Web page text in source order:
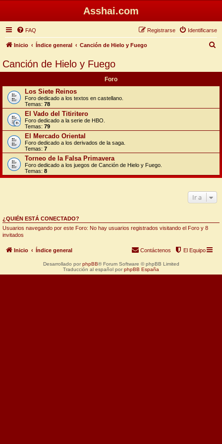
Asshai.com
FAQ Identificarse
Registrarse
Inicio Índice general Canción de Hielo y Fuego
Canción de Hielo y Fuego
Foro
Los Siete Reinos
Foro dedicado a los textos en castellano.
Temas: 78
El Vado del Titiritero
Foro dedicado a la serie de HBO.
Temas: 79
El Mercado Oriental
Foro dedicado a los derivados de la saga.
Temas: 7
Torneo de la Falsa Primavera
Foro dedicado a los juegos de Canción de Hielo y Fuego.
Temas: 8
Ir a
¿QUIÉN ESTÁ CONECTADO?
Usuarios navegando por este Foro: No hay usuarios registrados visitando el Foro y 8
invitados
Inicio Índice general El Equipo
Contáctenos
Desarrollado por phpBB® Forum Software © phpBB Limited
Traducción al español por phpBB España